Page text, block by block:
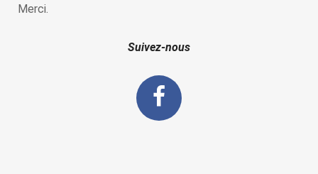
Merci.
Suivez-nous